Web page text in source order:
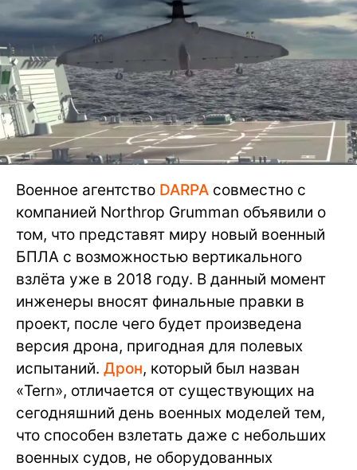
Военное агентство DARPA совместно с
компанией Northrop Grumman объявили о
том, что представят миру новый военный
БПЛА с возможностью вертикального
взлёта уже в 2018 году. В данный момент
инженеры вносят финальные правки в
проект, после чего будет произведена
версия дрона, пригодная для полевых
испытаний. Дрон, который был назван
«Tern», отличается от существующих на
сегодняшний день военных моделей тем,
что способен взлетать даже с небольших
военных судов, не оборудованных